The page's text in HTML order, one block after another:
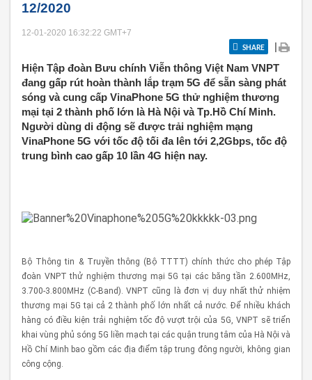
12/2020
12-01-2020 16:32:22 GMT+7
SHARE
|
Hiện Tập đoàn Bưu chính Viễn thông Việt Nam VNPT
đang gấp rút hoàn thành lắp trạm 5G để sẵn sàng phát
sóng và cung cấp VinaPhone 5G thử nghiệm thương
mại tại 2 thành phố lớn là Hà Nội và Tp.Hồ Chí Minh.
Người dùng di động sẽ được trải nghiệm mạng
VinaPhone 5G với tốc độ tối đa lên tới 2,2Gbps, tốc độ
trung bình cao gấp 10 lần 4G hiện nay.
Bộ Thông tin & Truyền thông (Bộ TTTT) chính thức cho phép Tập
đoàn VNPT thử nghiệm thương mại 5G tại các băng tần 2.600MHz,
3.700-3.800MHz (C-Band). VNPT cũng là đơn vị duy nhất thử nhiệm
thương mại 5G tại cả 2 thành phố lớn nhất cả nước. Để nhiều khách
hàng có điều kiện trải nghiệm tốc độ vượt trội của 5G, VNPT sẽ triển
khai vùng phủ sóng 5G liền mạch tại các quận trung tâm của Hà Nội và
Hồ Chí Minh bao gồm các địa điểm tập trung đông người, không gian
công cộng.